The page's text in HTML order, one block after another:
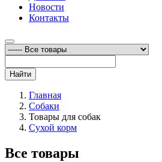
Новости
Контакты
Найти
Главная
Собаки
Товары для собак
Сухой корм
Все товары